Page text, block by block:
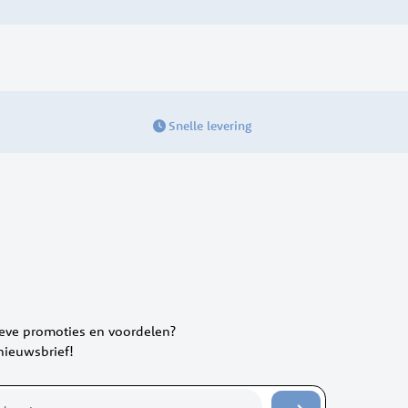
Snelle levering
promoties en voordelen?